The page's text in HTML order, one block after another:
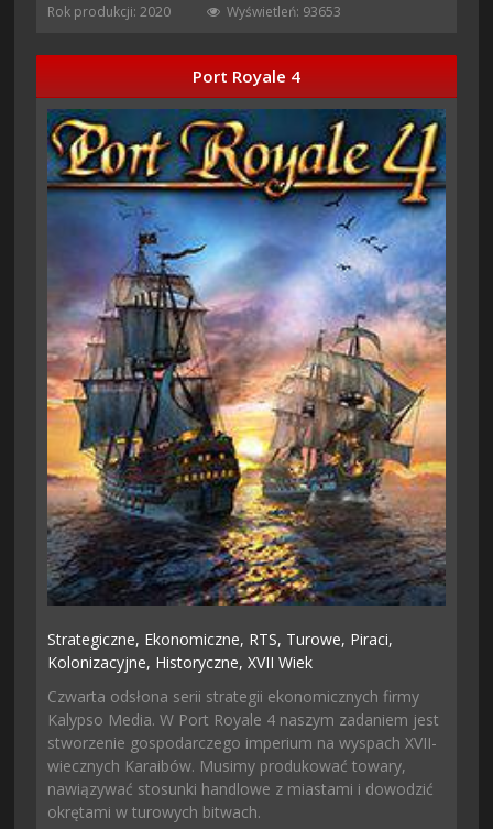
Rok produkcji: 2020 Wyświetleń: 93653
Port Royale 4
Strategiczne, Ekonomiczne, RTS, Turowe, Piraci,
Kolonizacyjne, Historyczne,XVII Wiek
Czwarta odsłona serii strategii ekonomicznych firmy
Kalypso Media. W Port Royale 4 naszym zadaniem jest
stworzenie gospodarczego imperium na wyspach XVII-
wiecznych Karaibów. Musimy produkować towary,
nawiązywać stosunki handlowe z miastami i dowodzić
okrętami w turowych bitwach.